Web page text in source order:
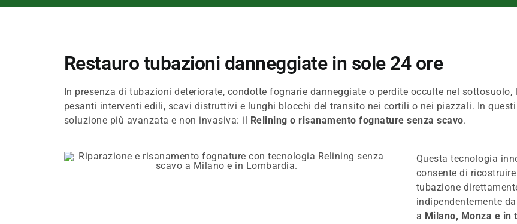
Restauro tubazioni danneggiate in sole 24 ore
In presenza di tubazioni deteriorate, condotte fognarie danneggiate o perdite occulte nel
pesanti interventi edili, scavi distruttivi e lunghi blocchi del transito nei cortili o nei piazzali. In
soluzione più avanzata e non invasiva: il Relining o risanamento fognature senza scavo.
Questa tecnologia
consente di
tubazione
indipendentemente
a Milano, Monza e in